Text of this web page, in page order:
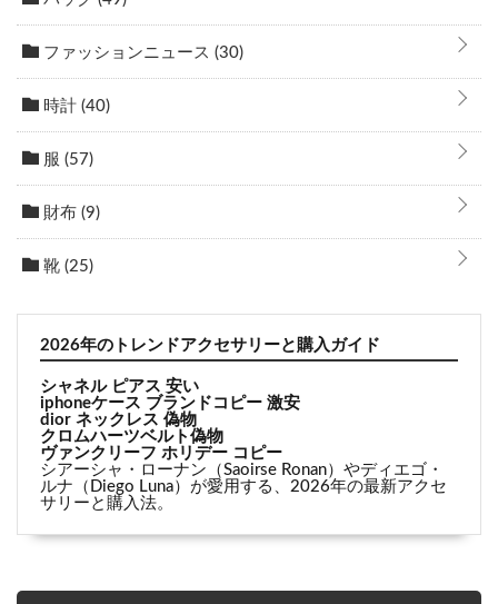
ファッションニュース (30)
時計 (40)
服 (57)
財布 (9)
靴 (25)
2026年のトレンドアクセサリーと購入ガイド
シャネル ピアス 安い
iphoneケース ブランドコピー 激安
dior ネックレス 偽物
クロムハーツベルト偽物
ヴァンクリーフ ホリデー コピー
シアーシャ・ローナン（Saoirse Ronan）やディエゴ・
ルナ（Diego Luna）が愛用する、2026年の最新アクセ
サリーと購入法。